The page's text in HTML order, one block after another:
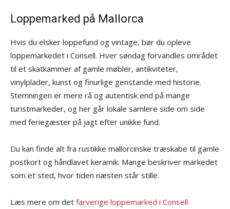
Loppemarked på Mallorca
Hvis du elsker loppefund og vintage, bør du opleve
loppemarkedet i Consell. Hver søndag forvandles området
til et skatkammer af gamle møbler, antikviteter,
vinylplader, kunst og finurlige genstande med historie.
Stemningen er mere rå og autentisk end på mange
turistmarkeder, og her går lokale samlere side om side
med feriegæster på jagt efter unikke fund.
Du kan finde alt fra rustikke mallorcinske træskabe til gamle
postkort og håndlavet keramik. Mange beskriver markedet
som et sted, hvor tiden næsten står stille.
Læs mere om det farverige loppemarked i Consell